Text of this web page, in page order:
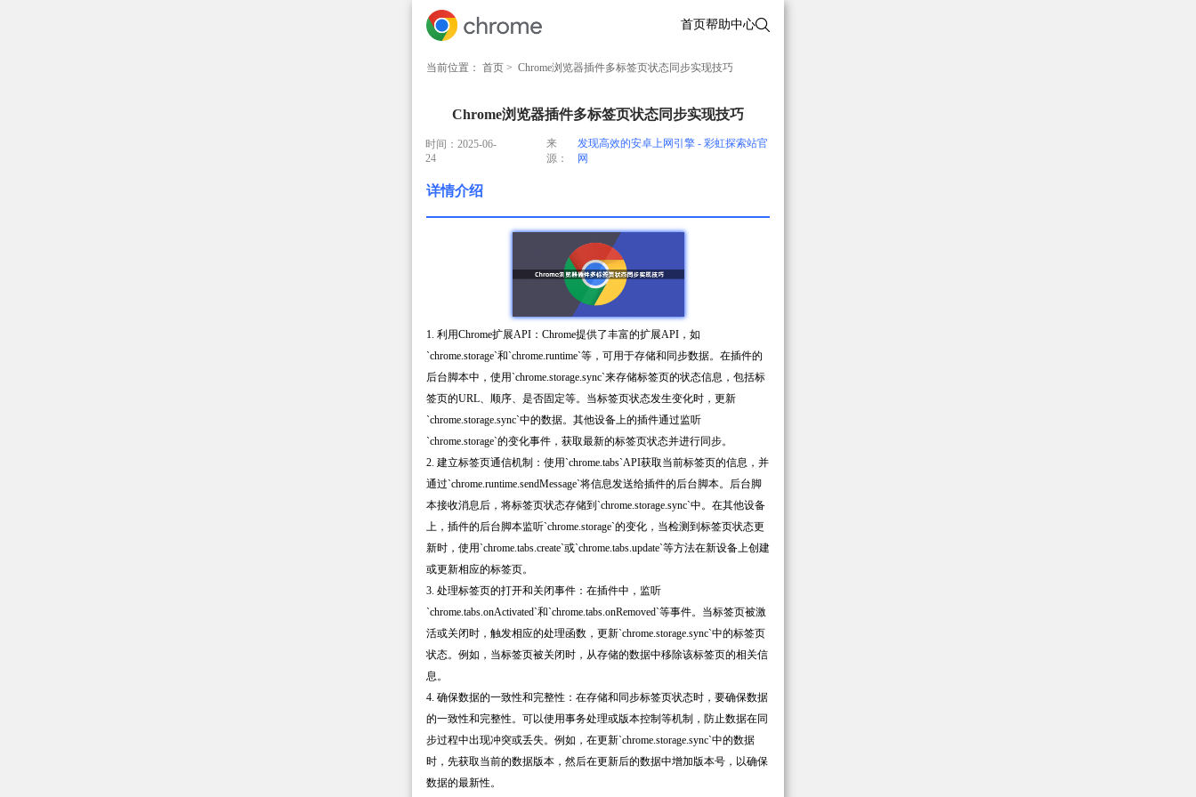
首页帮助中心
当前位置： 首页 > Chrome浏览器插件多标签页状态同步实现技巧
Chrome浏览器插件多标签页状态同步实现技巧
时间：2025-06-
24
来
源：
发现高效的安卓上网引擎 - 彩虹探索站官
网
详情介绍
1. 利用Chrome扩展API：Chrome提供了丰富的扩展API，如
`chrome.storage`和`chrome.runtime`等，可用于存储和同步数据。在插件的
后台脚本中，使用`chrome.storage.sync`来存储标签页的状态信息，包括标
签页的URL、顺序、是否固定等。当标签页状态发生变化时，更新
`chrome.storage.sync`中的数据。其他设备上的插件通过监听
`chrome.storage`的变化事件，获取最新的标签页状态并进行同步。
2. 建立标签页通信机制：使用`chrome.tabs`API获取当前标签页的信息，并
通过`chrome.runtime.sendMessage`将信息发送给插件的后台脚本。后台脚
本接收消息后，将标签页状态存储到`chrome.storage.sync`中。在其他设备
上，插件的后台脚本监听`chrome.storage`的变化，当检测到标签页状态更
新时，使用`chrome.tabs.create`或`chrome.tabs.update`等方法在新设备上创建
或更新相应的标签页。
3. 处理标签页的打开和关闭事件：在插件中，监听
`chrome.tabs.onActivated`和`chrome.tabs.onRemoved`等事件。当标签页被激
活或关闭时，触发相应的处理函数，更新`chrome.storage.sync`中的标签页
状态。例如，当标签页被关闭时，从存储的数据中移除该标签页的相关信
息。
4. 确保数据的一致性和完整性：在存储和同步标签页状态时，要确保数据
的一致性和完整性。可以使用事务处理或版本控制等机制，防止数据在同
步过程中出现冲突或丢失。例如，在更新`chrome.storage.sync`中的数据
时，先获取当前的数据版本，然后在更新后的数据中增加版本号，以确保
数据的最新性。